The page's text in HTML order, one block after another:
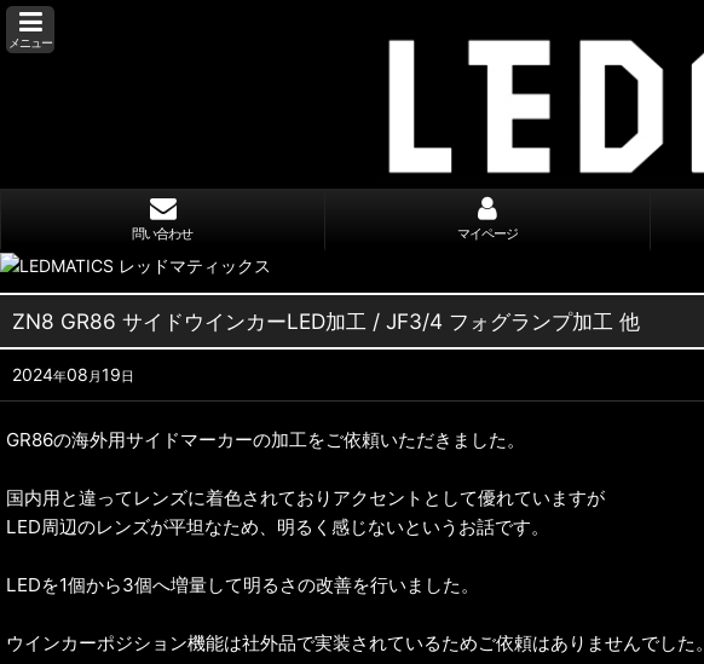
メニュー
問い合わせ マイページ
ZN8 GR86 サイドウインカーLED加工 / JF3/4 フォグランプ加工 他
2024年08 月 19 日
GR86の海外用サイドマーカーの加工をご依頼いただきました。
国内用と違ってレンズに着色されておりアクセントとして優れていますが
LED周辺のレンズが平坦なため、明るく感じないというお話です。
LEDを1個から3個へ増量して明るさの改善を行いました。
ウインカーポジション機能は社外品で実装されているためご依頼はありませんでした。